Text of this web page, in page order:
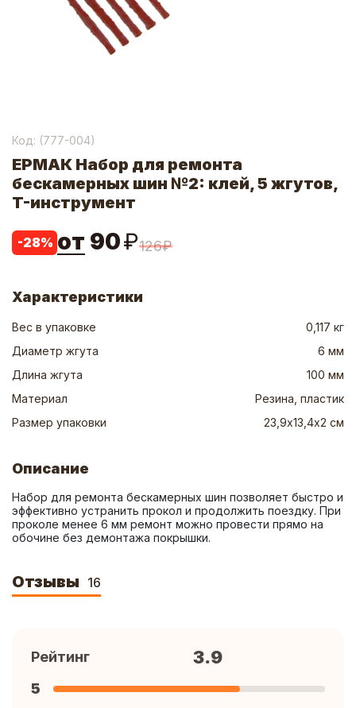
Код: (777-004)
ЕРМАК Набор для ремонта
бескамерных шин №2: клей, 5 жгутов,
T-инструмент
-28% от 90₽126₽
Характеристики
Вес в упаковке
0,117 кг
Диаметр жгута
6 мм
Длина жгута
100 мм
Материал
Резина, пластик
Размер упаковки
23,9х13,4х2 см
Описание
Набор для ремонта бескамерных шин позволяет быстро и
эффективно устранить прокол и продолжить поездку. При
проколе менее 6 мм ремонт можно провести прямо на
обочине без демонтажа покрышки.
Отзывы 16
Рейтинг 3.9
5